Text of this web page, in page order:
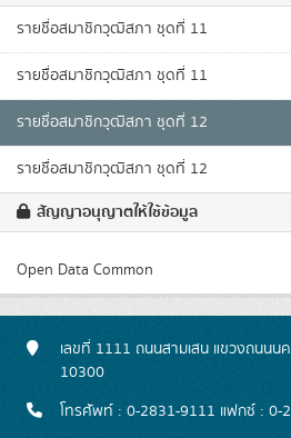
รายชื่อสมาชิกวุฒิสภา ชุดที่ 11
รายชื่อสมาชิกวุฒิสภา ชุดที่ 11
รายชื่อสมาชิกวุฒิสภา ชุดที่ 12
รายชื่อสมาชิกวุฒิสภา ชุดที่ 12
สัญญาอนุญาตให้ใช้ข้อมูล
Open Data Common
เลขที่ 1111 ถนนสามเสน แขวงถนนน
10300
โทรศัพท์ : 0-2831-9111 แฟกซ์ : 0-